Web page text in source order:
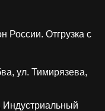
России. Отгрузка с
ул. Тимирязева,
Индустриальный